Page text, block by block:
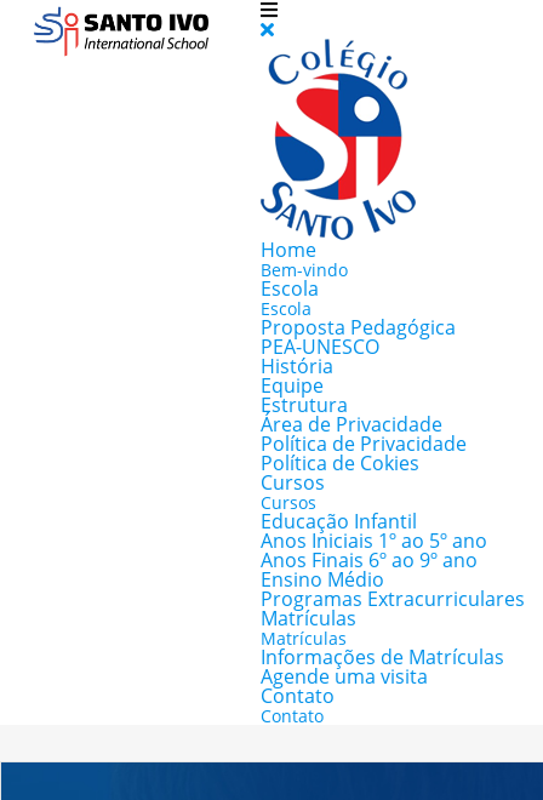
Home
Bem-vindo
Escola
Escola
Proposta Pedagógica
PEA-UNESCO
História
Equipe
Estrutura
Área de Privacidade
Política de Privacidade
Política de Cokies
Cursos
Cursos
Educação Infantil
Anos Iniciais 1º ao 5º ano
Anos Finais 6º ao 9º ano
Ensino Médio
Programas Extracurriculares
Matrículas
Matrículas
Informações de Matrículas
Agende uma visita
Contato
Contato